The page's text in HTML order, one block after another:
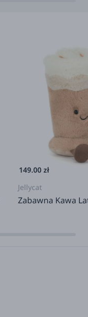
149.00 zł
Jellycat
Zabawna Kawa